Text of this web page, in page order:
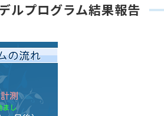
ルプログラム結果報告